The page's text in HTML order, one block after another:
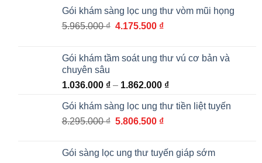
Gói khám sàng lọc ung thư vòm mũi họng
5.965.000₫ Giá
5.965.000 ₫.
4.175.500 ₫Giá
là:
Gói khám tầm soát ung thư vú cơ bản và
chuyên sâu
1.036.000 ₫ – 1.862.000 ₫Khoảng
từ
Gói khám sàng lọc ung thư tiền liệt tuyến
8.295.000₫ Giá
8.295.000 ₫.
5.806.500 ₫Giá
là:
Gói sàng lọc ung thư tuyến giáp sớm